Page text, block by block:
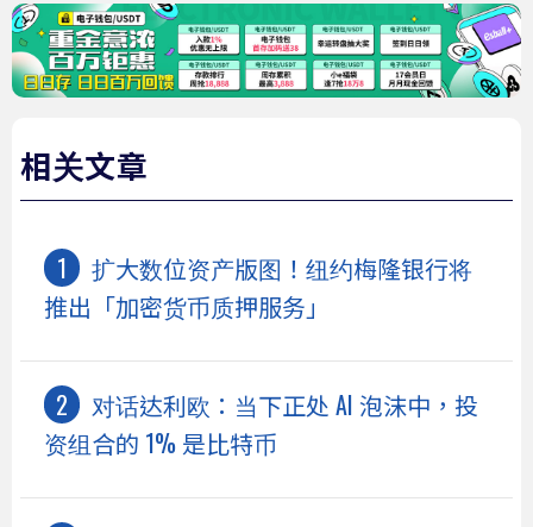
相关文章
扩大数位资产版图！纽约梅隆银行将
推出「加密货币质押服务」
对话达利欧：当下正处 AI 泡沫中，投
资组合的 1% 是比特币